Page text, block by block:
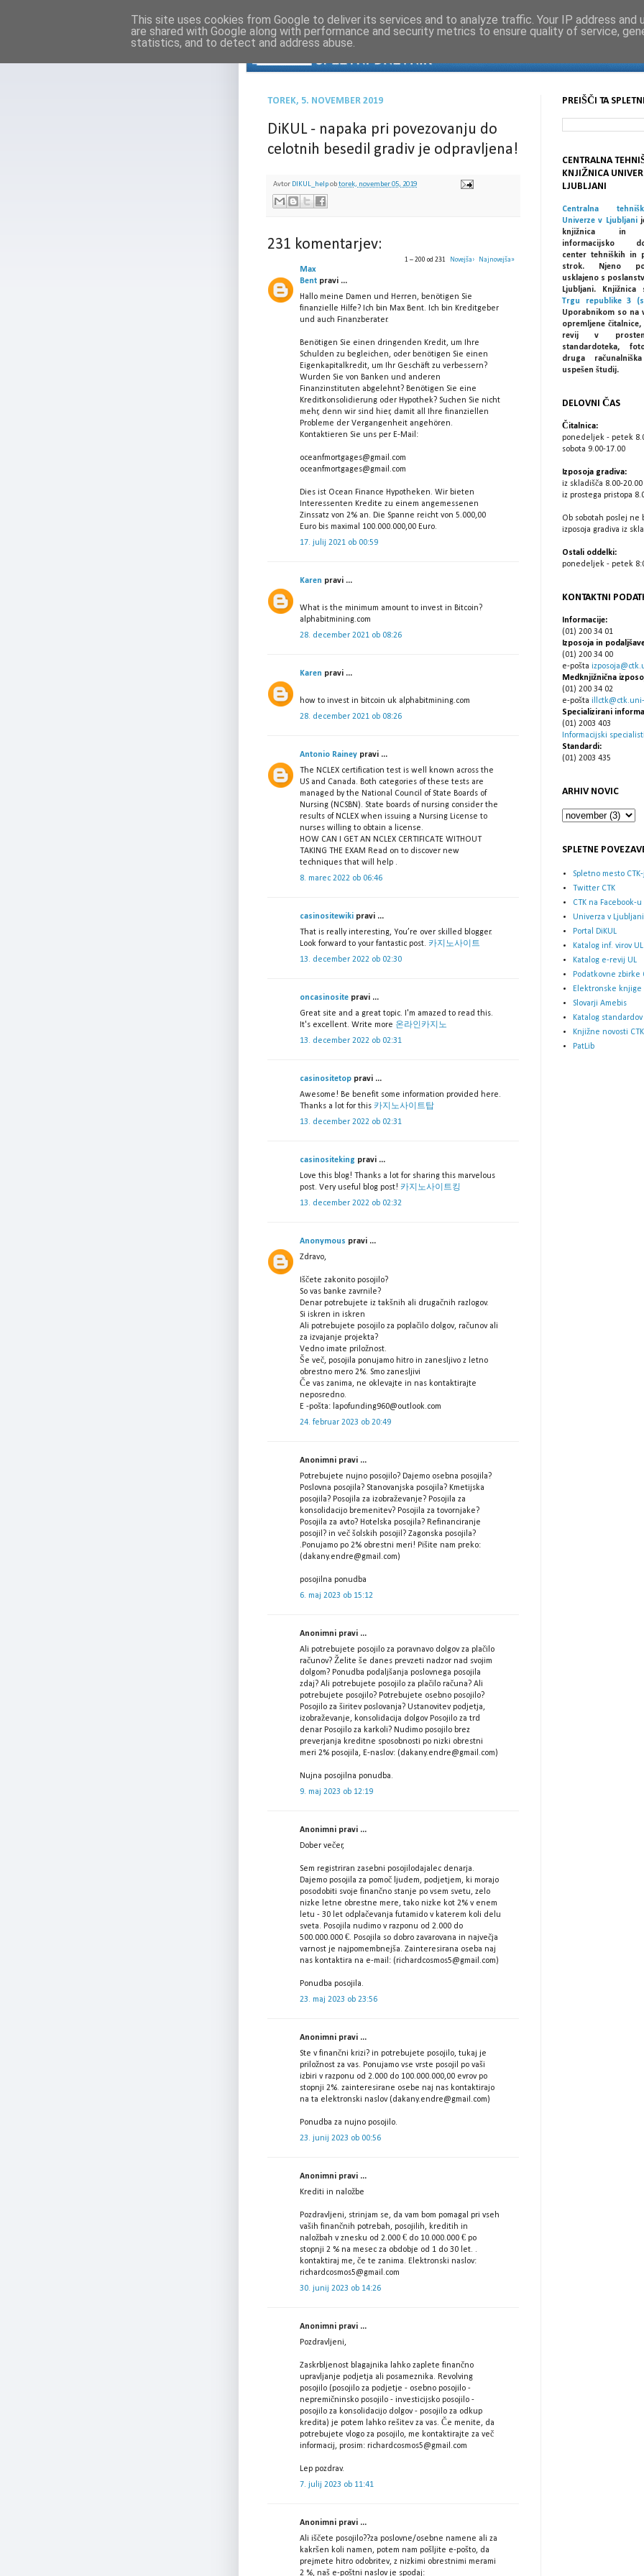
TOREK, 5. NOVEMBER 2019
DiKUL - napaka pri povezovanju do
celotnih besedil gradiv je odpravljena!
Avtor DIKUL_helpobtorek, november 05, 2019
231 komentarjev:
1 – 200 od 231 Novejša› Najnovejša»
Max
Bent pravi ...
Hallo meine Damen und Herren, benötigen Sie
finanzielle Hilfe? Ich bin Max Bent. Ich bin Kreditgeber
und auch Finanzberater.
Benötigen Sie einen dringenden Kredit, um Ihre
Schulden zu begleichen, oder benötigen Sie einen
Eigenkapitalkredit, um Ihr Geschäft zu verbessern?
Wurden Sie von Banken und anderen
Finanzinstituten abgelehnt? Benötigen Sie eine
Kreditkonsolidierung oder Hypothek? Suchen Sie nicht
mehr, denn wir sind hier, damit all Ihre finanziellen
Probleme der Vergangenheit angehören.
Kontaktieren Sie uns per E-Mail:
oceanfmortgages@gmail.com
oceanfmortgages@gmail.com
Dies ist Ocean Finance Hypotheken. Wir bieten
Interessenten Kredite zu einem angemessenen
Zinssatz von 2% an. Die Spanne reicht von 5.000,00
Euro bis maximal 100.000.000,00 Euro.
17. julij 2021 ob 00:59
Karen pravi ...
What is the minimum amount to invest in Bitcoin?
alphabitmining.com
28. december 2021 ob 08:26
Karen pravi ...
how to invest in bitcoin uk alphabitmining.com
28. december 2021 ob 08:26
Antonio Rainey pravi ...
The NCLEX certification test is well known across the
US and Canada. Both categories of these tests are
managed by the National Council of State Boards of
Nursing (NCSBN). State boards of nursing consider the
results of NCLEX when issuing a Nursing License to
nurses willing to obtain a license.
HOW CAN I GET AN NCLEX CERTIFICATE WITHOUT
TAKING THE EXAM Read on to discover new
techniques that will help .
8. marec 2022 ob 06:46
casinositewiki pravi ...
That is really interesting, You’re over skilled blogger.
Look forward to your fantastic post. 카지노사이트
13. december 2022 ob 02:30
oncasinosite pravi ...
Great site and a great topic. I'm amazed to read this.
It's excellent. Write more 온라인카지노
13. december 2022 ob 02:31
casinositetop pravi ...
Awesome! Be benefit some information provided here.
Thanks a lot for this 카지노사이트탑
13. december 2022 ob 02:31
casinositeking pravi ...
Love this blog! Thanks a lot for sharing this marvelous
post. Very useful blog post! 카지노사이트킹
13. december 2022 ob 02:32
Anonymous pravi ...
Zdravo,
Iščete zakonito posojilo?
So vas banke zavrnile?
Denar potrebujete iz takšnih ali drugačnih razlogov.
Si iskren in iskren
Ali potrebujete posojilo za poplačilo dolgov, računov ali
za izvajanje projekta?
Vedno imate priložnost.
Še več, posojila ponujamo hitro in zanesljivo z letno
obrestno mero 2%. Smo zanesljivi
Če vas zanima, ne oklevajte in nas kontaktirajte
neposredno.
E -pošta: lapofunding960@outlook.com
24. februar 2023 ob 20:49
Anonimni pravi ...
Potrebujete nujno posojilo? Dajemo osebna posojila?
Poslovna posojila? Stanovanjska posojila? Kmetijska
posojila? Posojila za izobraževanje? Posojila za
konsolidacijo bremenitev? Posojila za tovornjake?
Posojila za avto? Hotelska posojila? Refinanciranje
posojil? in več šolskih posojil? Zagonska posojila?
.Ponujamo po 2% obrestni meri! Pišite nam preko:
(dakany.endre@gmail.com)
posojilna ponudba
6. maj 2023 ob 15:12
Anonimni pravi ...
Ali potrebujete posojilo za poravnavo dolgov za plačilo
računov? Želite še danes prevzeti nadzor nad svojim
dolgom? Ponudba podaljšanja poslovnega posojila
zdaj? Ali potrebujete posojilo za plačilo računa? Ali
potrebujete posojilo? Potrebujete osebno posojilo?
Posojilo za širitev poslovanja? Ustanovitev podjetja,
izobraževanje, konsolidacija dolgov Posojilo za trd
denar Posojilo za karkoli? Nudimo posojilo brez
preverjanja kreditne sposobnosti po nizki obrestni
meri 2% posojila, E-naslov: (dakany.endre@gmail.com)
Nujna posojilna ponudba.
9. maj 2023 ob 12:19
Anonimni pravi ...
Dober večer,
Sem registriran zasebni posojilodajalec denarja.
Dajemo posojila za pomoč ljudem, podjetjem, ki morajo
posodobiti svoje finančno stanje po vsem svetu, zelo
nizke letne obrestne mere, tako nizke kot 2% v enem
letu - 30 let odplačevanja futamido v katerem koli delu
sveta. Posojila nudimo v razponu od 2.000 do
500.000.000 €. Posojila so dobro zavarovana in največja
varnost je najpomembnejša. Zainteresirana oseba naj
nas kontaktira na e-mail: (richardcosmos5@gmail.com)
Ponudba posojila.
23. maj 2023 ob 23:56
Anonimni pravi ...
Ste v finančni krizi? in potrebujete posojilo, tukaj je
priložnost za vas. Ponujamo vse vrste posojil po vaši
izbiri v razponu od 2.000 do 100.000.000,00 evrov po
stopnji 2%. zainteresirane osebe naj nas kontaktirajo
na ta elektronski naslov (dakany.endre@gmail.com)
Ponudba za nujno posojilo.
23. junij 2023 ob 00:56
Anonimni pravi ...
Krediti in naložbe
Pozdravljeni, strinjam se, da vam bom pomagal pri vseh
vaših finančnih potrebah, posojilih, kreditih in
naložbah v znesku od 2.000 € do 10.000.000 € po
stopnji 2 % na mesec za obdobje od 1 do 30 let. .
kontaktiraj me, če te zanima. Elektronski naslov:
richardcosmos5@gmail.com
30. junij 2023 ob 14:26
Anonimni pravi ...
Pozdravljeni,
Zaskrbljenost blagajnika lahko zaplete finančno
upravljanje podjetja ali posameznika. Revolving
posojilo (posojilo za podjetje - osebno posojilo -
nepremičninsko posojilo - investicijsko posojilo -
posojilo za konsolidacijo dolgov - posojilo za odkup
kredita) je potem lahko rešitev za vas. Če menite, da
potrebujete vlogo za posojilo, me kontaktirajte za več
informacij, prosim: richardcosmos5@gmail.com
Lep pozdrav.
7. julij 2023 ob 11:41
Anonimni pravi ...
Ali iščete posojilo??za poslovne/osebne namene ali za
kakršen koli namen, potem nam pošljite e-pošto, da
prejmete hitro odobritev, z nizkimi obrestnimi merami
2 %, naš e-poštni naslov je spodaj:
PREIŠČI TA
CENTRALNA
KNJIŽNICA
LJUBLJANI
Centralna
Univerze v Ljubljani
knjižnica in
informacijsko
center tehniških in
strok. Njeno
usklajeno s
Ljubljani.
Trgu republike 3
Uporabnikom so na
opremljene čitalnice,
revij v
standardoteka,
druga
uspešen študij.
DELOVNI ČAS
Čitalnica:
ponedeljek - petek
sobota 9.00-17.00
Izposoja gradiva:
iz skladišča 8.00-20.00
iz prostega pristopa
Ob sobotah poslej ne
izposoja gradiva iz
Ostali oddelki:
ponedeljek - petek
KONTAKTNI
Informacije:
(01) 200 34 01
Izposoja in
(01) 200 34 00
e-pošta
Medknjižnična
(01) 200 34 02
e-pošta
Specializirani
(01) 2003 403
Informacijski specialisti
Standardi:
(01) 2003 435
ARHIV NOVIC
SPLETNE
Spletno mesto
Twitter CTK
CTK na Facebook-u
Univerza v Ljubljani
Portal DiKUL
Katalog inf. virov UL
Katalog e-revij UL
Podatkovne zbirke
Elektronske knjige
Slovarji Amebis
Katalog standardov
Knjižne novosti
PatLib
This site uses cookies from Google to deliver its services and to analyze traffic. Your IP address and
are shared with Google along with performance and security metrics to ensure quality of service,
statistics, and to detect and address abuse.